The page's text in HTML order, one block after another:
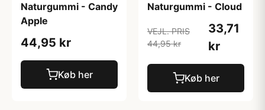
Naturgummi - Candy
Apple
44,95 kr
Køb her
Naturgummi - Cloud
VEJL. PRIS
44,95 kr
33,71
kr
Køb her